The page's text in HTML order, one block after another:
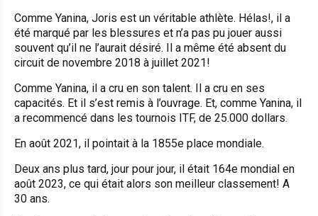
Comme Yanina, Joris est un véritable athlète. Hélas!, il a
été marqué par les blessures et n’a pas pu jouer aussi
souvent qu’il ne l’aurait désiré. Il a même été absent du
circuit de novembre 2018 à juillet 2021!
Comme Yanina, il a cru en son talent. Il a cru en ses
capacités. Et il s’est remis à l’ouvrage. Et, comme Yanina, il
a recommencé dans les tournois ITF, de 25.000 dollars.
En août 2021, il pointait à la 1855e place mondiale.
Deux ans plus tard, jour pour jour, il était 164e mondial en
août 2023, ce qui était alors son meilleur classement! A
30 ans.